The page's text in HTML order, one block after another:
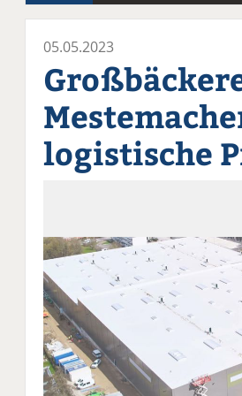
05.05.2023
logistische